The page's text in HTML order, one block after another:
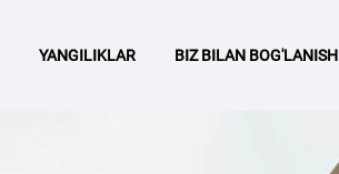
YANGILIKLAR BIZ BILAN BOG'LANISH